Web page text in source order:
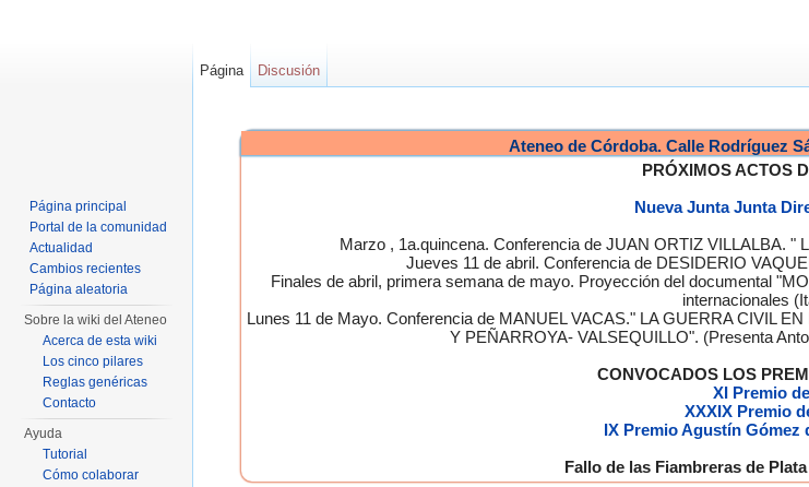
Ateneo de Córdoba. Calle Rodríguez
PRÓXIMOS ACTOS
Nueva Junta Junta
Marzo , 1a.quincena. Conferencia de JUAN ORTIZ VILLALBA.
Jueves 11 de abril. Conferencia de DESIDERIO
Finales de abril, primera semana de mayo. Proyección del documental
internacionales
Lunes 11 de Mayo. Conferencia de MANUEL VACAS." LA GUERRA CIVIL
Y PEÑARROYA- VALSEQUILLO". (Presenta
CONVOCADOS LOS
XI Premio
XXXIX Premio
IX Premio Agustín Gómez
Fallo de las Fiambreras de
Página Discusión
Página principal
Portal de la comunidad
Actualidad
Cambios recientes
Página aleatoria
Sobre la wiki del Ateneo
Acerca de esta wiki
Los cinco pilares
Reglas genéricas
Contacto
Ayuda
Tutorial
Cómo colaborar